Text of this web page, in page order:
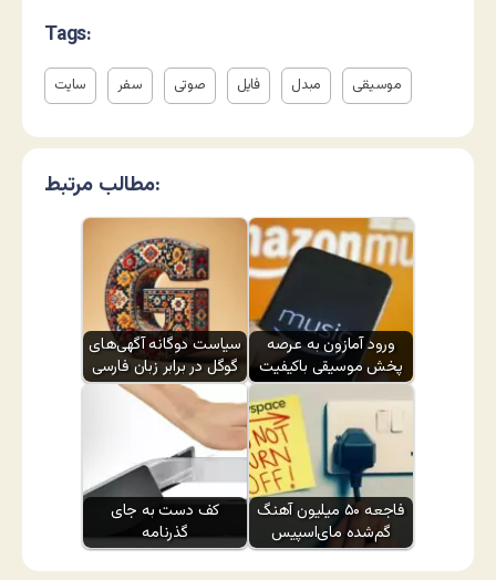
Tags:
سایت سفر صوتی فایل مبدل موسیقی
مطالب مرتبط:
سیاست دوگانه آگهی‌های
گوگل در برابر زبان فارسی
ورود آمازون به عرصه
پخش موسیقی باکیفیت
کف دست به جای
گذرنامه
فاجعه ۵۰ میلیون آهنگ
گم‌شده مای‌اسپیس